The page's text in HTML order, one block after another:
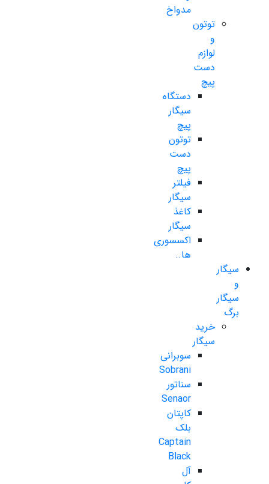
مدواخ
توتون
و
لوازم
دست
پیچ
دستگاه
سیگار
پیچ
توتون
دست
پیچ
فیلتر
سیگار
کاغذ
سیگار
اکسسوری
ها..
سیگار
و
سیگار
برگ
خرید
سیگار
سوبرانی
Sobrani
سناتور
Senaor
کاپتان
بلک
Captain
Black
آل